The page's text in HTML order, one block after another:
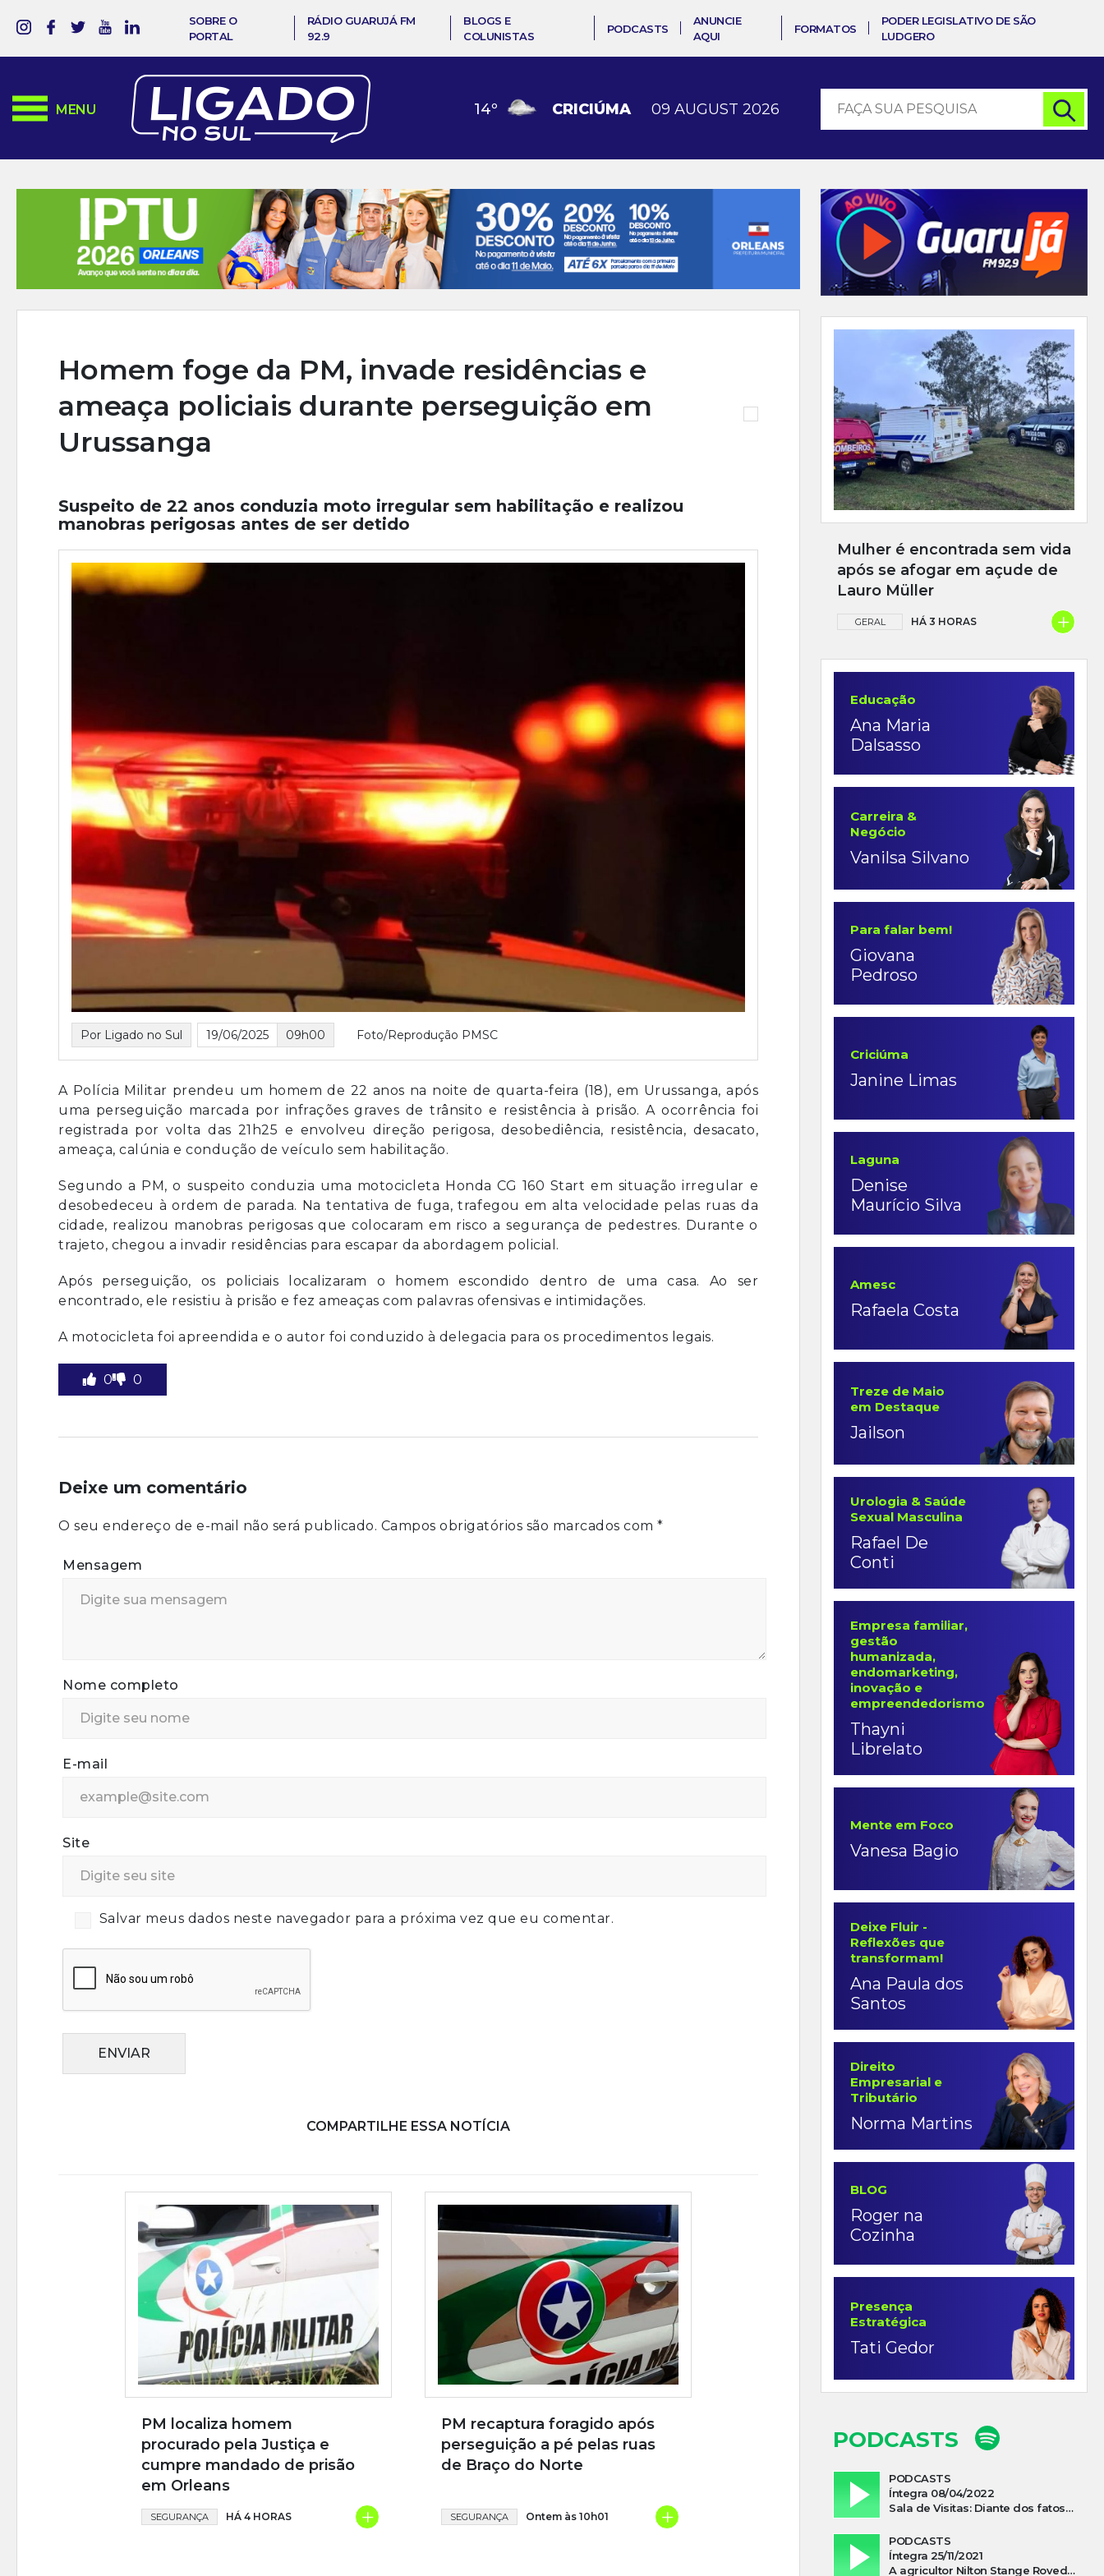
SOBRE O
PORTAL
RÁDIO GUARUJÁ FM
92.9
BLOGS E
COLUNISTAS
PODCASTS
ANUNCIE
AQUI
FORMATOS
PODER LEGISLATIVO DE SÃO
LUDGERO
MENU 14º CRICIÚMA 09 AUGUST 2026
Homem foge da PM, invade residências e
ameaça policiais durante perseguição em
Urussanga
Suspeito de 22 anos conduzia moto irregular sem habilitação e realizou
manobras perigosas antes de ser detido
Por Ligado no Sul 19/06/2025 09h00 Foto/Reprodução PMSC
A Polícia Militar prendeu um homem de 22 anos na noite de quarta-feira (18), em Urussanga, após
uma perseguição marcada por infrações graves de trânsito e resistência à prisão. A ocorrência foi
registrada por volta das 21h25 e envolveu direção perigosa, desobediência, resistência, desacato,
ameaça, calúnia e condução de veículo sem habilitação.
Segundo a PM, o suspeito conduzia uma motocicleta Honda CG 160 Start em situação irregular e
desobedeceu à ordem de parada. Na tentativa de fuga, trafegou em alta velocidade pelas ruas da
cidade, realizou manobras perigosas que colocaram em risco a segurança de pedestres. Durante o
trajeto, chegou a invadir residências para escapar da abordagem policial.
Após perseguição, os policiais localizaram o homem escondido dentro de uma casa. Ao ser
encontrado, ele resistiu à prisão e fez ameaças com palavras ofensivas e intimidações.
A motocicleta foi apreendida e o autor foi conduzido à delegacia para os procedimentos legais.
0 0
Deixe um comentário
O seu endereço de e-mail não será publicado. Campos obrigatórios são marcados com *
Mensagem
Nome completo
E-mail
Site
Salvar meus dados neste navegador para a próxima vez que eu comentar.
ENVIAR
COMPARTILHE ESSA NOTÍCIA
PM localiza homem
procurado pela Justiça e
cumpre mandado de prisão
em Orleans
SEGURANÇA HÁ 4 HORAS +
PM recaptura foragido após
perseguição a pé pelas ruas
de Braço do Norte
SEGURANÇA Ontem às 10h01 +
Mulher é encontrada sem vida
após se afogar em açude de
Lauro Müller
GERAL HÁ 3 HORAS +
Educação
Ana Maria
Dalsasso
Carreira &
Negócio
Vanilsa Silvano
Para falar bem!
Giovana
Pedroso
Criciúma
Janine Limas
Laguna
Denise
Maurício Silva
Amesc
Rafaela Costa
Treze de Maio
em Destaque
Jailson
Urologia & Saúde
Sexual Masculina
Rafael De
Conti
Empresa familiar,
gestão
humanizada,
endomarketing,
inovação e
empreendedorismo
Thayni
Librelato
Mente em Foco
Vanesa Bagio
Deixe Fluir -
Reflexões que
transformam!
Ana Paula dos
Santos
Direito
Empresarial e
Tributário
Norma Martins
BLOG
Roger na
Cozinha
Presença
Estratégica
Tati Gedor
PODCASTS
PODCASTS
Íntegra 08/04/2022
Sala de Visitas: Diante dos fatos que influenciam a economia o que podemos esperar de 2022
PODCASTS
Íntegra 25/11/2021
A agricultor Nilton Stange Roveda, afirma ter recebido ajuda espiritual durante acidente